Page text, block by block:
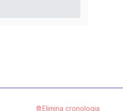
Elimina cronologia